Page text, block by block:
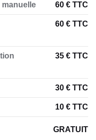
manuelle 60 € TTC
60 € TTC
35 € TTC
30 € TTC
10 € TTC
GRATUIT